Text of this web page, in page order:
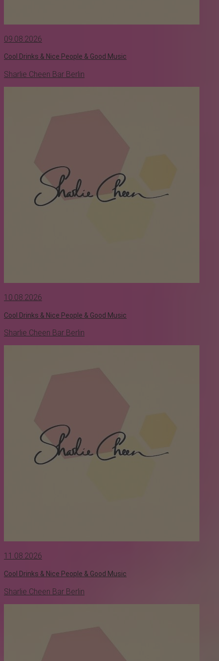
09.08.2026
Cool Drinks & Nice People & Good Music
Sharlie Cheen Bar Berlin
10.08.2026
Cool Drinks & Nice People & Good Music
Sharlie Cheen Bar Berlin
11.08.2026
Cool Drinks & Nice People & Good Music
Sharlie Cheen Bar Berlin